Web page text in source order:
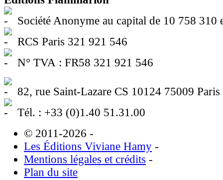
Société Anonyme au capital de 10 758 310
RCS Paris 321 921 546
N° TVA : FR58 321 921 546
82, rue Saint-Lazare CS 10124 75009 Paris
Tél. : +33 (0)1.40 51.31.00
© 2011-2026 -
Les Éditions Viviane Hamy -
Mentions légales et crédits -
Plan du site